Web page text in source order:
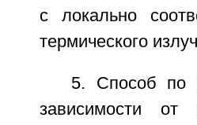
с локально
термического
5. Способ по
зависимости